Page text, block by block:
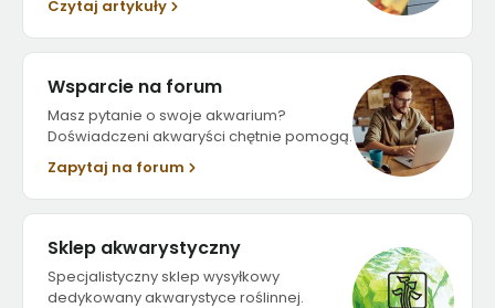
Czytaj artykuły
Wsparcie na forum
Masz pytanie o swoje akwarium?
Doświadczeni akwaryści chętnie pomogą.
Zapytaj na forum
Sklep akwarystyczny
Specjalistyczny sklep wysyłkowy
dedykowany akwarystyce roślinnej.